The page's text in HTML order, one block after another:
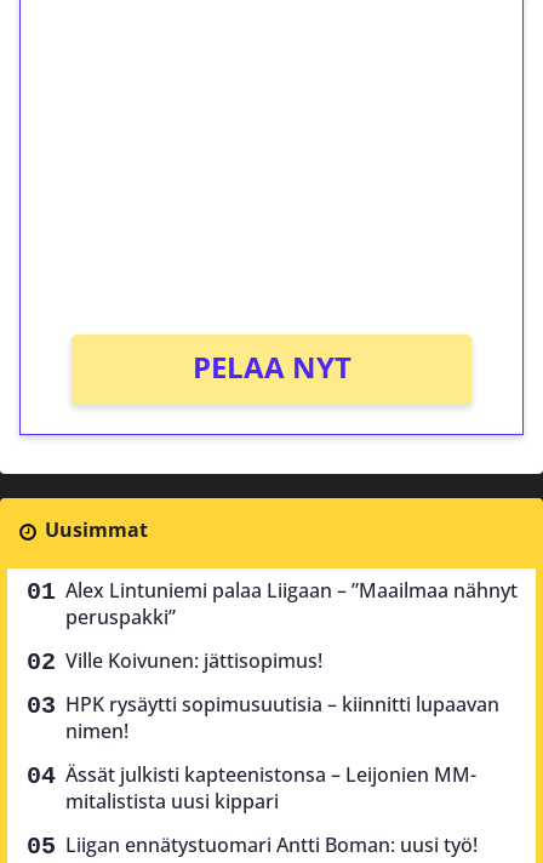
PELAA NYT
Uusimmat
Alex Lintuniemi palaa Liigaan – ”Maailmaa nähnyt
peruspakki”
Ville Koivunen: jättisopimus!
HPK rysäytti sopimusuutisia – kiinnitti lupaavan
nimen!
Ässät julkisti kapteenistonsa – Leijonien MM-
mitalistista uusi kippari
Liigan ennätystuomari Antti Boman: uusi työ!